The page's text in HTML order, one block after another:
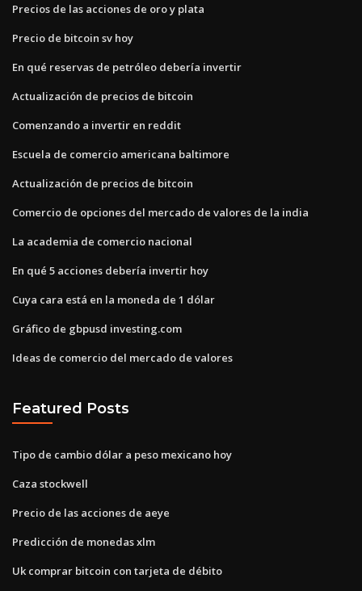
Precios de las acciones de oro y plata
Precio de bitcoin sv hoy
En qué reservas de petróleo debería invertir
Actualización de precios de bitcoin
Comenzando a invertir en reddit
Escuela de comercio americana baltimore
Actualización de precios de bitcoin
Comercio de opciones del mercado de valores de la india
La academia de comercio nacional
En qué 5 acciones debería invertir hoy
Cuya cara está en la moneda de 1 dólar
Gráfico de gbpusd investing.com
Ideas de comercio del mercado de valores
Featured Posts
Tipo de cambio dólar a peso mexicano hoy
Caza stockwell
Precio de las acciones de aeye
Predicción de monedas xlm
Uk comprar bitcoin con tarjeta de débito